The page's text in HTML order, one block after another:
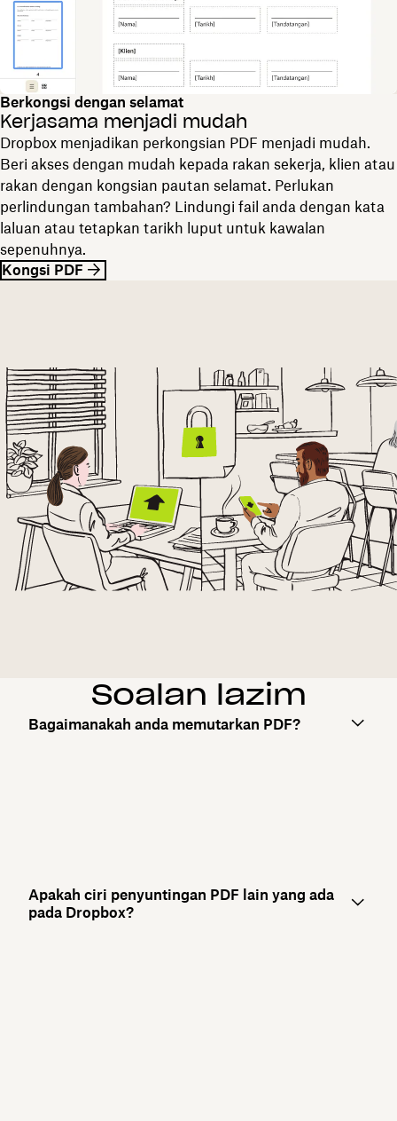
Berkongsi dengan selamat
Kerjasama menjadi mudah
Dropbox menjadikan perkongsian PDF menjadi mudah.
Beri akses dengan mudah kepada rakan sekerja, klien atau
rakan dengan kongsian pautan selamat. Perlukan
perlindungan tambahan? Lindungi fail anda dengan kata
laluan atau tetapkan tarikh luput untuk kawalan
sepenuhnya.
Kongsi PDF
Soalan lazim
Bagaimanakah anda memutarkan PDF?
Apakah ciri penyuntingan PDF lain yang ada
pada Dropbox?